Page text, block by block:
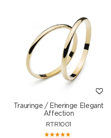
Trauringe / Eheringe Elegant
Affection
RTR1001